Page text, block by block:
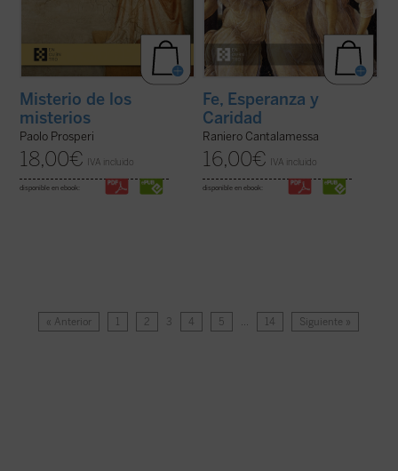
Misterio de los
misterios
Paolo Prosperi
18,00€ IVA incluido
disponible en ebook:
Fe, Esperanza y
Caridad
Raniero Cantalamessa
16,00€ IVA incluido
disponible en ebook:
« Anterior 1 2 3 4 5 … 14 Siguiente »